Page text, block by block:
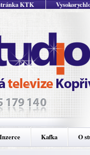
KTK
Inzerce Kafka O